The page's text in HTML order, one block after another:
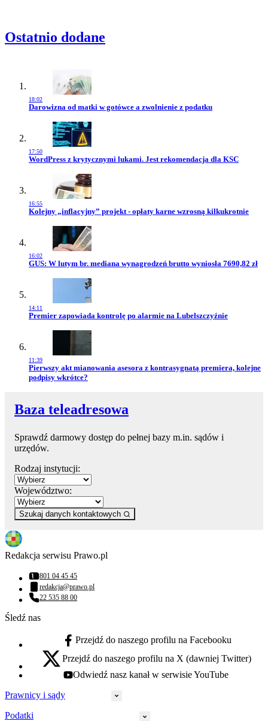
Ostatnio dodane
18:02
Przejdź do artykułu:
Darowizna od matki w gotówce a zwolnienie z podatku
17:50
Przejdź do artykułu:
WordPress z krytycznymi lukami. Jest rekomendacja dla KSC
16:55
Przejdź do artykułu:
Kolejny „inflacyjny” projekt - opłaty karne wzrosną kilkukrotnie
16:02
Przejdź do artykułu:
GUS: W lutym br. mediana wynagrodzeń brutto wyniosła 7690,82 zł
14:11
Przejdź do artykułu:
Premier zapowiada kontrolę po alarmie na Lubelszczyźnie
11:39
Przejdź do artykułu:
Pierwszy akt mianowania asesora z kontrasygnatą premiera, kolejne
podpisy wkrótce?
Baza teleadresowa
Sprawdź darmowy dostęp do pełnej bazy m.in. sądów i
urzędów.
Rodzaj instytucji:
Województwo:
Szukaj danych kontaktowych
Redakcja serwisu Prawo.pl
Numer telefonu:
801 04 45 45
Adres email:
redakcja@prawo.pl
Numer telefonu:
22 535 88 00
Śledź nas
facebook - otwiera się w nowej karcie
Przejdź do naszego profilu na Facebooku
x - otwiera się w nowej karcie
Przejdź do naszego profilu na X (dawniej Twitter)
youtube - otwiera się w nowej karcie
Odwiedź nasz kanał w serwisie YouTube
Prawnicy i sądy
Podatki